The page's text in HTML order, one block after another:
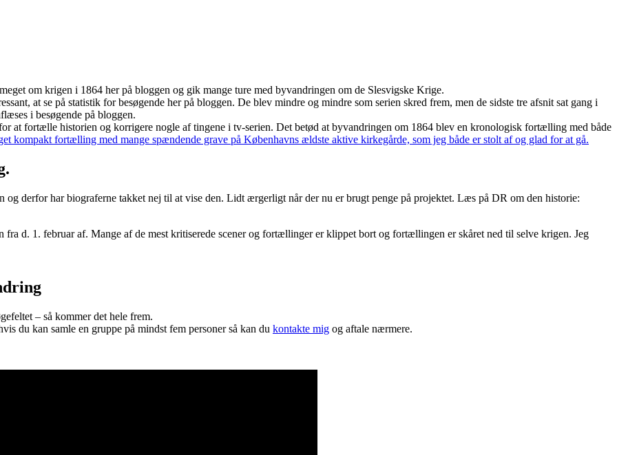
om krigen i 1864 her på bloggen og gik mange ture med byvandringen om de Slesvigske Krige.
at se på statistik for besøgende her på bloggen. De blev mindre og mindre som serien skred frem, men de sidste tre afsnit sat gang i
i besøgende på bloggen.
at fortælle historien og korrigere nogle af tingene i tv-serien. Det betød at byvandringen om 1864 blev en kronologisk fortælling med både
kompakt fortælling med mange spændende grave på Københavns ældste aktive kirkegårde, som jeg både er stolt af og glad for at gå.
derfor har biograferne takket nej til at vise den. Lidt ærgerligt når der nu er brugt penge på projektet. Læs på DR om den historie:
d. 1. februar af. Mange af de mest kritiserede scener og fortællinger er klippet bort og fortællingen er skåret ned til selve krigen. Jeg
– så kommer det hele frem.
du kan samle en gruppe på mindst fem personer så kan du kontakte mig og aftale nærmere.